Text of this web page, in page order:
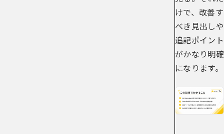
けで、改善す
べき見出しや
追記ポイント
がかなり明確
になります。